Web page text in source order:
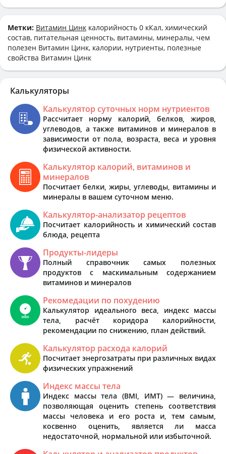
Метки: Витамин Цинк калорийность 0 кКал, химический
состав, питательная ценность, витамины, минералы, чем
полезен Витамин Цинк, калории, нутриенты, полезные
свойства Витамин Цинк
Калькуляторы
Калькулятор суточных норм нутриентов
Рассчитает норму калорий, белков, жиров,
углеводов, а также витаминов и минералов в
зависимости от пола, возраста, веса и уровня
физической активности.
Калькулятор калорий, витаминов и
минералов
Посчитает белки, жиры, углеводы, витамины и
минералы в вашем суточном меню.
Калькулятор-анализатор рецептов
Посчитает калорийность и химический состав
блюда, рецепта
Продукты-лидеры
Полный справочник самых полезных
продуктов с маскимальным содержанием
витаминов и минералов
Рекомедации по похудению
Калькулятор идеального веса, индекс массы
тела, расчёт коридора калорийности,
рекомендации по снижению, план действий.
Калькулятор расхода калорий
Посчитает энергозатраты при различных видах
физических упражнений
Индекс массы тела
Индекс массы тела (BMI, ИМТ) — величина,
позволяющая оценить степень соответствия
массы человека и его роста и, тем самым,
косвенно оценить, является ли масса
недостаточной, нормальной или избыточной.